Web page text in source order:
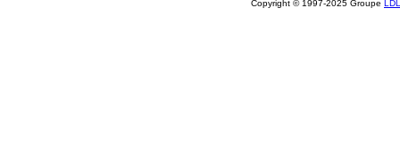
Copyright © 1997-2025 Groupe